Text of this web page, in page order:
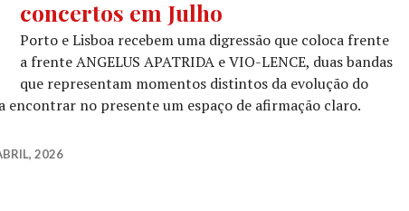
concertos em Julho
Porto e Lisboa recebem uma digressão que coloca frente
a frente ANGELUS APATRIDA e VIO-LENCE, duas bandas
que representam momentos distintos da evolução do
encontrar no presente um espaço de afirmação claro.
APATRIDA e VIO-LENCE regressam a Portugal com
2026